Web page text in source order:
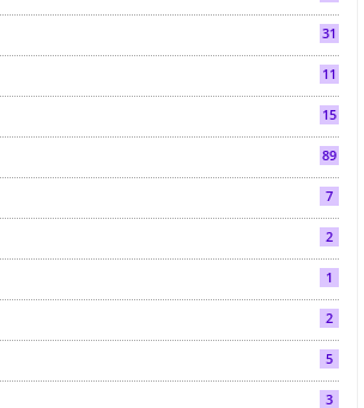
31
11
15
89
7
2
1
2
5
3